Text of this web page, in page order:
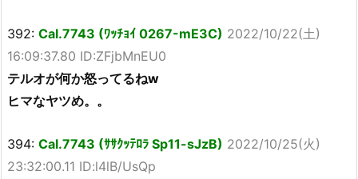
392: Cal.7743 (ﾜｯﾁｮｲ 0267-mE3C) 2022/10/22(土)
16:09:37.80 ID:ZFjbMnEU0
テルオが何か怒ってるねw
ヒマなヤツめ。。
394: Cal.7743 (ｻｻｸｯﾃﾛﾗ Sp11-sJzB) 2022/10/25(火)
23:32:00.11 ID:l4lB/UsQp